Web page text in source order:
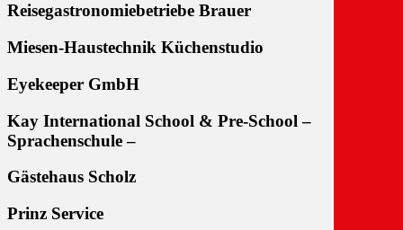
Reisegastronomiebetriebe Brauer
Miesen-Haustechnik Küchenstudio
Eyekeeper GmbH
Kay International School & Pre-School –
Sprachenschule –
Gästehaus Scholz
Prinz Service